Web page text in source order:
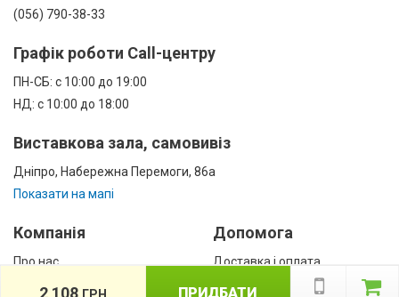
(056) 790-38-33
Графік роботи Call-центру
ПН-СБ: с 10:00 до 19:00
НД: с 10:00 до 18:00
Виставкова зала, самовивіз
Дніпро, Набережна Перемоги, 86а
Показати на мапі
Компанія
Про нас
Допомога
Доставка і оплата
ПРИДБАТИ
2 108 ГРН